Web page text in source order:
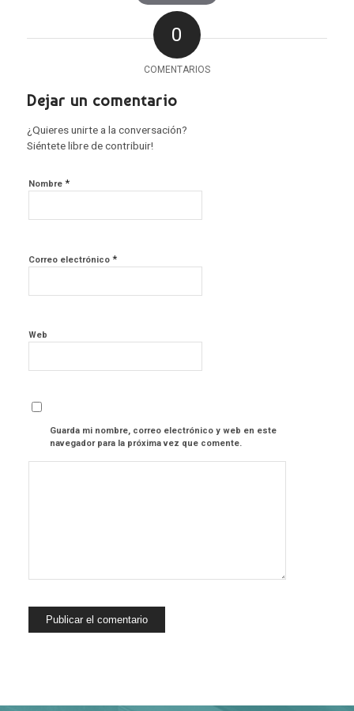
0
COMENTARIOS
Dejar un comentario
¿Quieres unirte a la conversación?
Siéntete libre de contribuir!
Nombre *
Correo electrónico *
Web
Guarda mi nombre, correo electrónico y web en este
navegador para la próxima vez que comente.